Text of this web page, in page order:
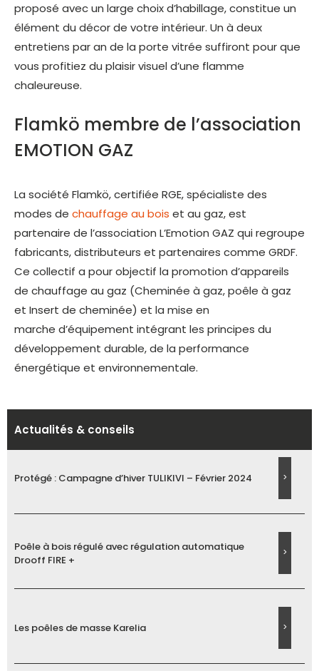
proposé avec un large choix d’habillage, constitue un
élément du décor de votre intérieur. Un à deux
entretiens par an de la porte vitrée suffiront pour que
vous profitiez du plaisir visuel d’une flamme
chaleureuse.
Flamkö membre de l’association
EMOTION GAZ
La société Flamkö, certifiée RGE, spécialiste des
modes de chauffage au bois et au gaz, est
partenaire de l’association L’Emotion GAZ qui regroupe
fabricants, distributeurs et partenaires comme GRDF.
Ce collectif a pour objectif la promotion d’appareils
de chauffage au gaz (Cheminée à gaz, poêle à gaz
et Insert de cheminée) et la mise en
marche d’équipement intégrant les principes du
développement durable, de la performance
énergétique et environnementale.
Actualités & conseils
Protégé : Campagne d’hiver TULIKIVI – Février 2024
Poêle à bois régulé avec régulation automatique
Drooff FIRE +
Les poêles de masse Karelia